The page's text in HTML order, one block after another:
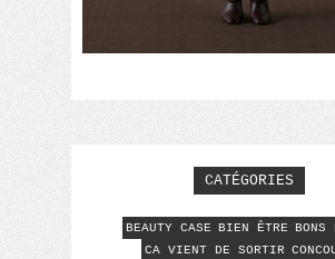
CATÉGORIES
BEAUTY CASE BIEN ÊTRE BONS
CA VIENT DE SORTIR